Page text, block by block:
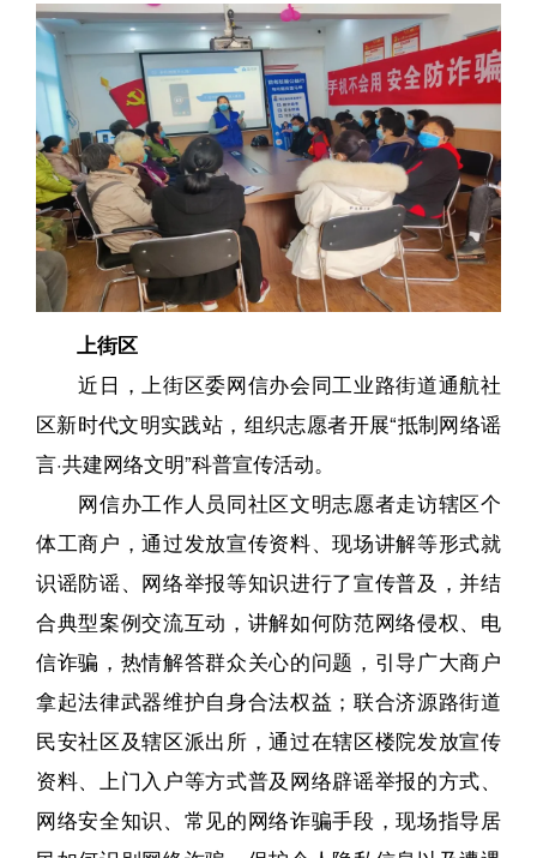
上街区
近日，上街区委网信办会同工业路街道通航社
区新时代文明实践站，组织志愿者开展“抵制网络谣
言·共建网络文明”科普宣传活动。
网信办工作人员同社区文明志愿者走访辖区个
体工商户，通过发放宣传资料、现场讲解等形式就
识谣防谣、网络举报等知识进行了宣传普及，并结
合典型案例交流互动，讲解如何防范网络侵权、电
信诈骗，热情解答群众关心的问题，引导广大商户
拿起法律武器维护自身合法权益；联合济源路街道
民安社区及辖区派出所，通过在辖区楼院发放宣传
资料、上门入户等方式普及网络辟谣举报的方式、
网络安全知识、常见的网络诈骗手段，现场指导居